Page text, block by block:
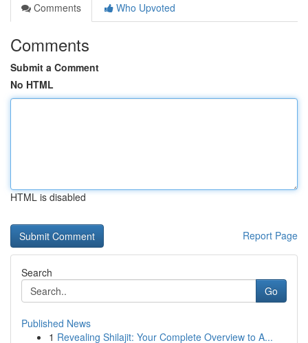
Comments
Who Upvoted
Comments
Submit a Comment
No HTML
HTML is disabled
Report Page
Search
Go
Published News
1 Revealing Shilajit: Your Complete Overview to A...